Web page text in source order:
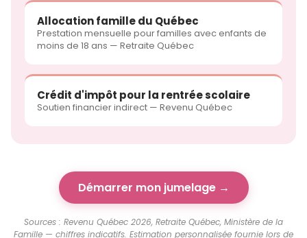
Allocation famille du Québec
Prestation mensuelle pour familles avec enfants de
moins de 18 ans — Retraite Québec
Crédit d'impôt pour la rentrée scolaire
Soutien financier indirect — Revenu Québec
Démarrer mon jumelage →
Sources : Revenu Québec 2026, Retraite Québec, Ministère de la
Famille — chiffres indicatifs. Estimation personnalisée fournie lors de